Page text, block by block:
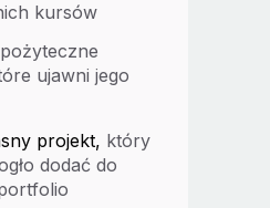
kursów
projekt, który
dodać do
pożyteczne
ujawni jego